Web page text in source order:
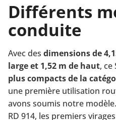
Différents
conduite
Avec des dimensions de
large et 1,52 m de haut, ce
plus compacts de la
une première utilisation
avons soumis notre
RD 914, les premiers